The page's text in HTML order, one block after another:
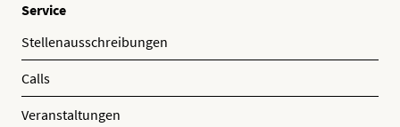
Service
Stellenausschreibungen
Calls
Veranstaltungen